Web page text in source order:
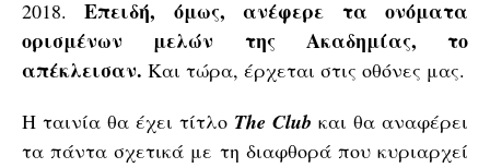
2018.Επειδή, όμως, ανέφερε τα ονόματα
ορισμένων μελών της Ακαδημίας, το
απέκλεισαν. Και τώρα, έρχεται στις οθόνες μας.
H ταινία θα έχει τίτλο The Club και θα αναφέρει
τα πάντα σχετικά με τη διαφθορά που κυριαρχεί